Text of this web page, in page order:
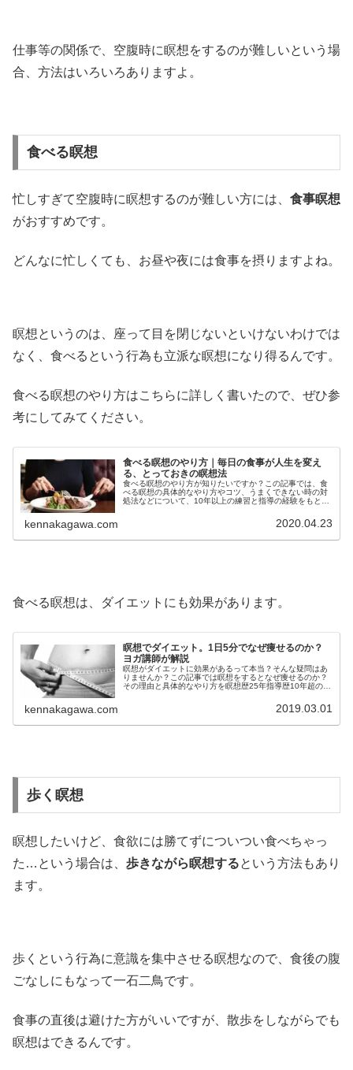
仕事等の関係で、空腹時に瞑想をするのが難しいという場
合、方法はいろいろありますよ。
食べる瞑想
忙しすぎて空腹時に瞑想するのが難しい方には、 食事瞑想
がおすすめです。
どんなに忙しくても、お昼や夜には食事を摂りますよね。
瞑想というのは、座って目を閉じないといけないわけでは
なく、食べるという行為も立派な瞑想になり得るんです。
食べる瞑想のやり方はこちらに詳しく書いたので、ぜひ参
考にしてみてください。
食べる瞑想のやり方｜毎日の食事が人生を変え
る、とっておきの瞑想法
食べる瞑想のやり方が知りたいですか？この記事では、食
べる瞑想の具体的なやり方やコツ、うまくできない時の対
処法などについて、10年以上の練習と指導の経験をもとに
kennakagawa.com 2020.04.23
食べる瞑想は、ダイエットにも効果があります。
瞑想でダイエット。1日5分でなぜ痩せるのか？
ヨガ講師が解説
瞑想がダイエットに効果があるって本当？そんな疑問はあ
りませんか？この記事では瞑想をするとなぜ痩せるのか？
その理由と具体的なやり方を瞑想歴25年指導歴10年超のヨ
kennakagawa.com 2019.03.01
歩く瞑想
瞑想したいけど、食欲には勝てずについつい食べちゃっ
た…という場合は、 歩きながら瞑想するという方法もあり
ます。
歩くという行為に意識を集中させる瞑想なので、食後の腹
ごなしにもなって一石二鳥です。
食事の直後は避けた方がいいですが、散歩をしながらでも
瞑想はできるんです。